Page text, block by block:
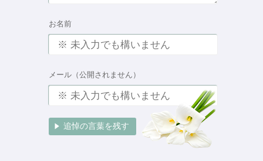
お名前
メール（公開されません）